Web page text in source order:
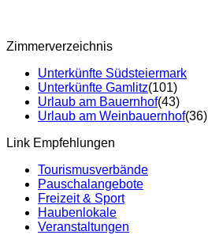
Zimmerverzeichnis
Unterkünfte Südsteiermark
Unterkünfte Gamlitz(101)
Urlaub am Bauernhof(43)
Urlaub am Weinbauernhof(36)
Link Empfehlungen
Tourismusverbände
Pauschalangebote
Freizeit & Sport
Haubenlokale
Veranstaltungen